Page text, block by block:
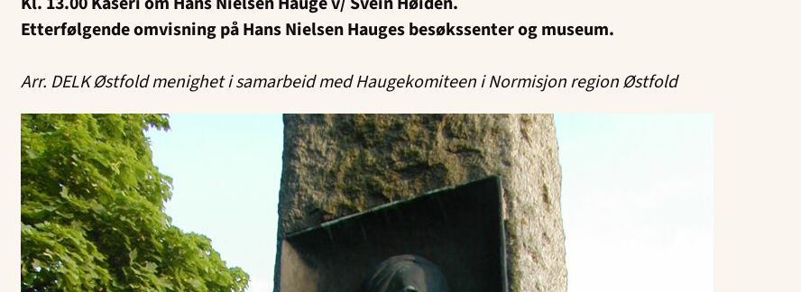
Etterfølgende omvisning på Hans Nielsen Hauges besøkssenter og museum.
Arr. DELK Østfold menighet i samarbeid med Haugekomiteen i Normisjon region Østfold